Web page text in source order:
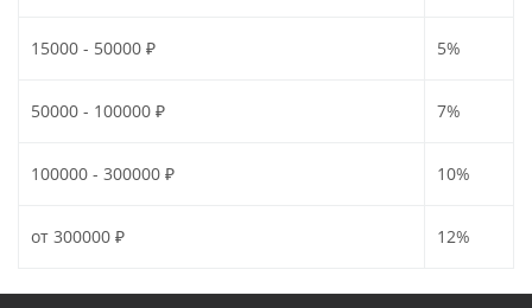
15000 - 50000 ₽ 5%
50000 - 100000 ₽ 7%
100000 - 300000 ₽ 10%
от 300000 ₽ 12%